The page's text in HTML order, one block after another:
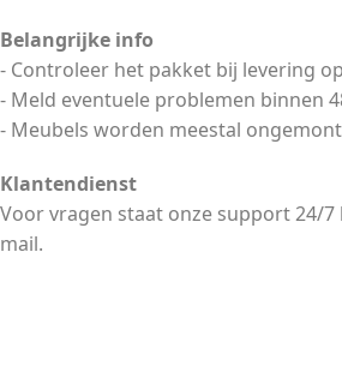
Belangrijke info
- Controleer het pakket bij levering
- Meld eventuele problemen binnen
- Meubels worden meestal
Klantendienst
Voor vragen staat onze support 24/7
mail.